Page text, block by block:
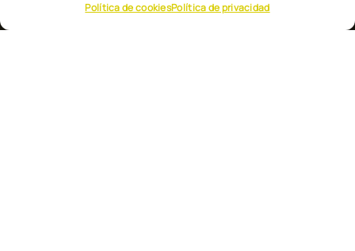
Política de cookiesPolítica de privacidad